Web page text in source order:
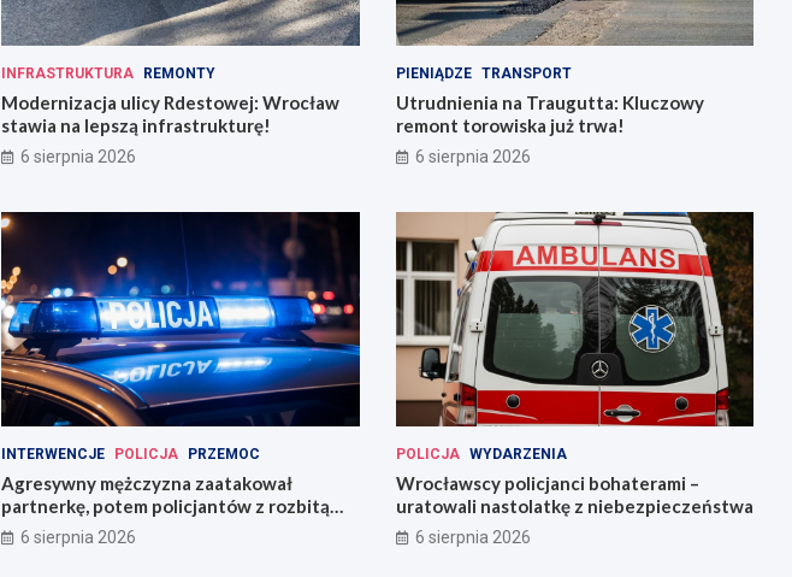
INFRASTRUKTURA REMONTY
Modernizacja ulicy Rdestowej: Wrocław
stawia na lepszą infrastrukturę!
6 sierpnia 2026
PIENIĄDZE TRANSPORT
Utrudnienia na Traugutta: Kluczowy
remont torowiska już trwa!
6 sierpnia 2026
INTERWENCJE POLICJA PRZEMOC
Agresywny mężczyzna zaatakował
partnerkę, potem policjantów z rozbitą
butelką
6 sierpnia 2026
POLICJA WYDARZENIA
Wrocławscy policjanci bohaterami –
uratowali nastolatkę z niebezpieczeństwa
6 sierpnia 2026